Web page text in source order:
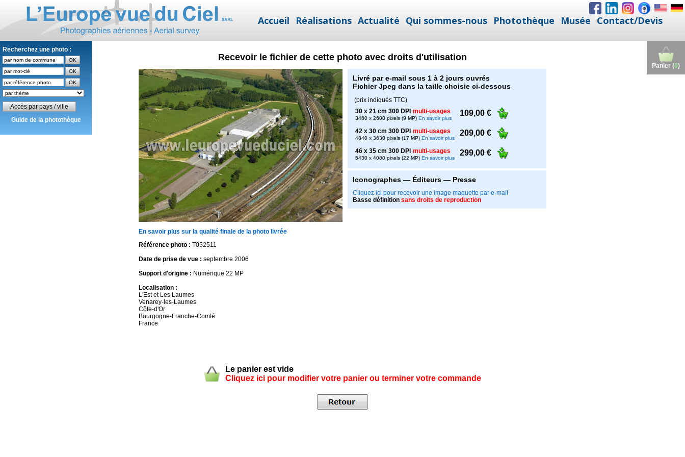
Accueil Réalisations Actualité Qui sommes-nous Photothèque Musée Contact/Devis